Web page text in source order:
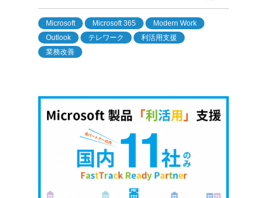
Microsoft Microsoft 365
Modern Work
Outlook
テレワーク
利活用支援
業務改善